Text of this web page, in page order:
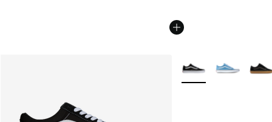
Plus de couleurs